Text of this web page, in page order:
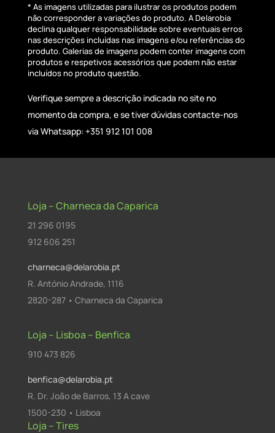
* As imagens utilizadas para ilustrar os produtos podem
não corresponder a variações do produto. A Delarobia
declina qualquer responsabilidade sobre eventuais erros
nas descrições incluídas nas imagens e/ou referências do
produto. Galerias de imagens podem conter imagens com
produtos e respetivos acessórios que podem não estar
incluídos no produto questão.
Verifique sempre a descrição indicada no site no
momento da compra, e se tiver dúvidas contacte-nos
via Whatsapp: +351 912 101 008
Loja – Charneca da Caparica
21 296 0195
912 606 251
charneca@delarobia.pt
R. António Andrade, 1116
2820-287 • Charneca da Caparica
Loja – Lisboa – Benfica
910 473 826
benfica@delarobia.pt
R. Dr. João de Barros, 13 A cave
1500-230 • Lisboa
Loja – Tires